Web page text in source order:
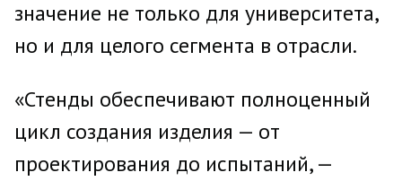
значение не только для университета,
но и для целого сегмента в отрасли.
«Стенды обеспечивают полноценный
цикл создания изделия — от
проектирования до испытаний, —